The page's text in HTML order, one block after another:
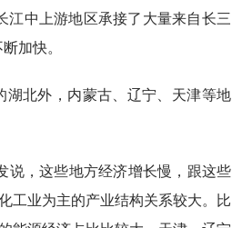
江中上游地区承接了大量来自长三
加快。
北外，内蒙古、辽宁、天津等地
说，这些地方经济增长慢，跟这些
工业为主的产业结构关系较大。比